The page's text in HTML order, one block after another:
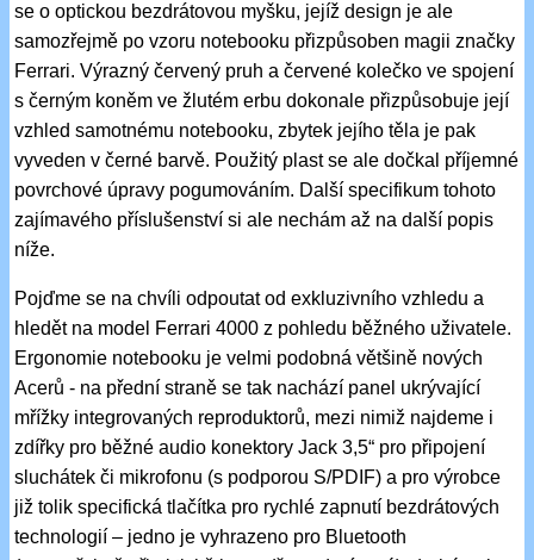
se o optickou bezdrátovou myšku, jejíž design je ale
samozřejmě po vzoru notebooku přizpůsoben magii značky
Ferrari. Výrazný červený pruh a červené kolečko ve spojení
s černým koněm ve žlutém erbu dokonale přizpůsobuje její
vzhled samotnému notebooku, zbytek jejího těla je pak
vyveden v černé barvě. Použitý plast se ale dočkal příjemné
povrchové úpravy pogumováním. Další specifikum tohoto
zajímavého příslušenství si ale nechám až na další popis
níže.
Pojďme se na chvíli odpoutat od exkluzivního vzhledu a
hledět na model Ferrari 4000 z pohledu běžného uživatele.
Ergonomie notebooku je velmi podobná většině nových
Acerů - na přední straně se tak nachází panel ukrývající
mřížky integrovaných reproduktorů, mezi nimiž najdeme i
zdířky pro běžné audio konektory Jack 3,5“ pro připojení
sluchátek či mikrofonu (s podporou S/PDIF) a pro výrobce
již tolik specifická tlačítka pro rychlé zapnutí bezdrátových
technologií – jedno je vyhrazeno pro Bluetooth